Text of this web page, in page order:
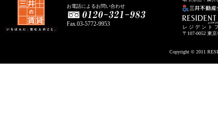
お電話によるお問い合わせ
Fax.03-5772-9953
レ ジ デ ン ト
〒107-0052 東
Copyright © 2011